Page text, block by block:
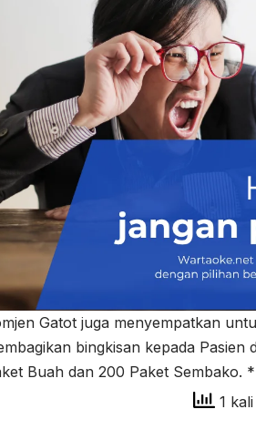
Gatot juga menyempatkan
bingkisan kepada
Buah dan 200 Paket Sembako.
1 kali